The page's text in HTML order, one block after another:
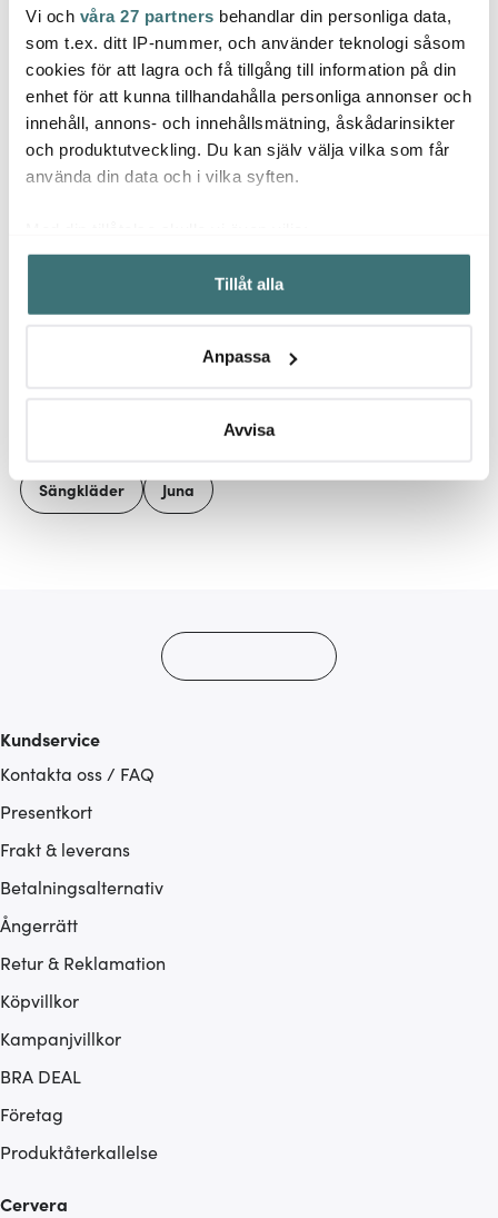
Vi och våra 27 partners behandlar din personliga data,
som t.ex. ditt IP-nummer, och använder teknologi såsom
cookies för att lagra och få tillgång till information på din
enhet för att kunna tillhandahålla personliga annonser och
innehåll, annons- och innehållsmätning, åskådarinsikter
och produktutveckling. Du kan själv välja vilka som får
använda din data och i vilka syften.
Samla in information om din geografiska plats som
kan ha en noggrannhet på upp till flera meter
Identifiera din enhet genom att aktivt skanna den för
Ta reda på mer om hur dina personliga uppgifter
Du kan ändra eller dra tillbaka ditt samtycke när som
Vi använder cookies för att innehållet och annonserna
Tillåt alla
Anpassa
Avvisa
Juna
Nuance handduk
70x140 cm mörkblå/vit
337 kr 449 kr
I lager
Juna
Christmas Fable
grytvante 16x25 cm
grön
169 kr
I lager
999
Låt dig inspireras av våra kunder
Sängkläder Juna
Kundservice
Kontakta oss / FAQ
Presentkort
Frakt & leverans
Betalningsalternativ
Ångerrätt
Retur & Reklamation
Köpvillkor
Kampanjvillkor
BRA DEAL
Företag
Produktåterkallelse
Cervera